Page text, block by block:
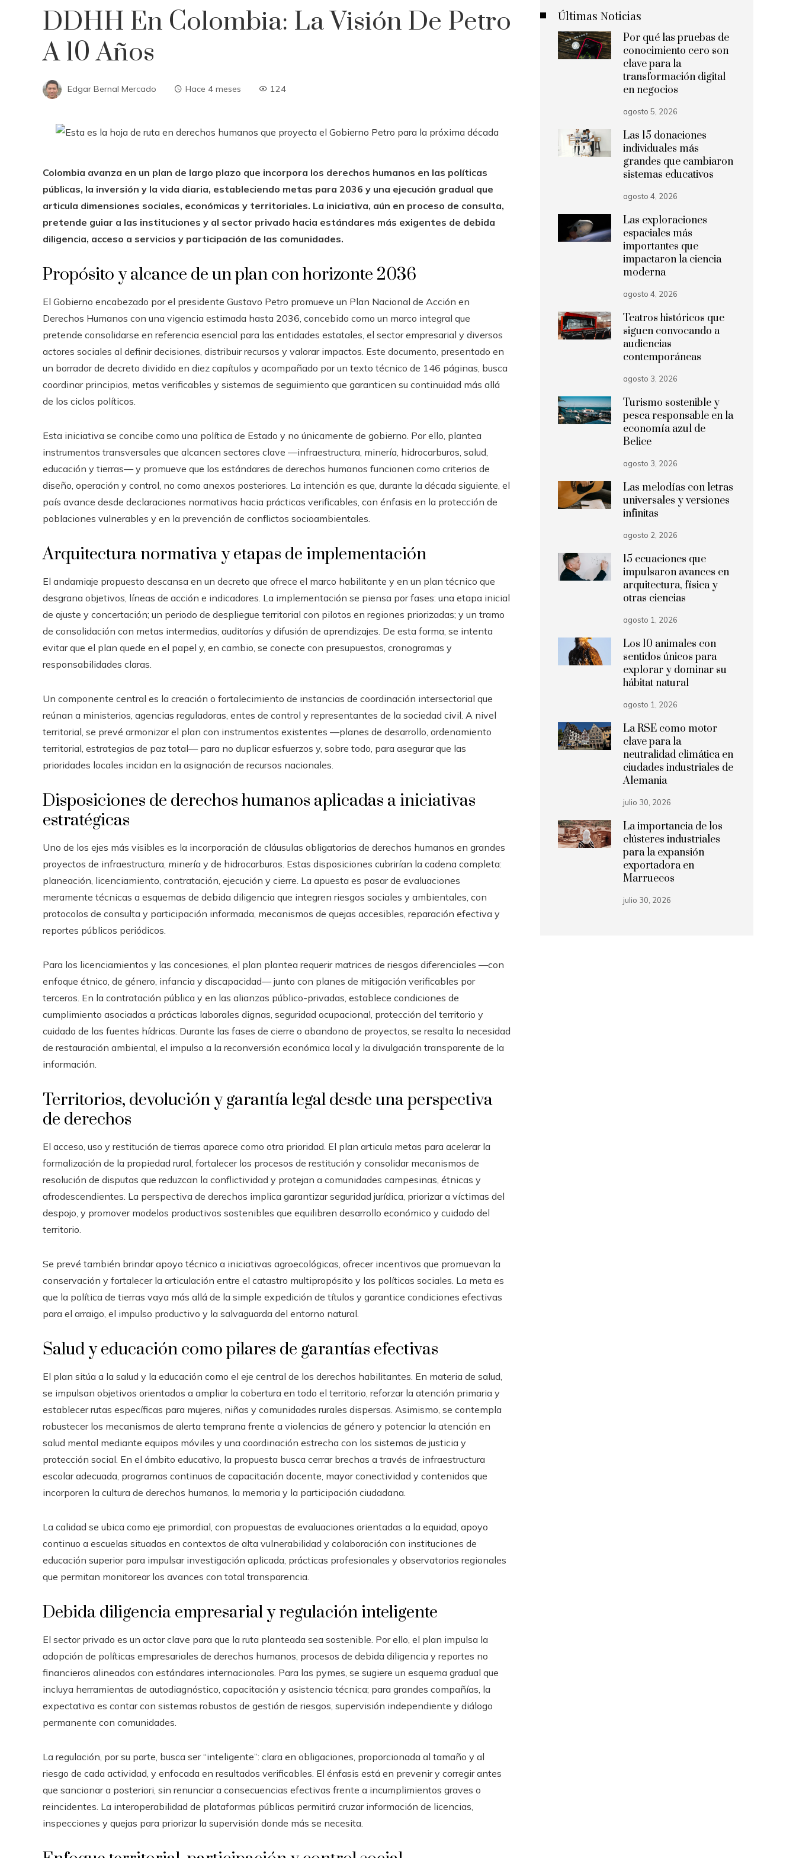
DDHH En Colombia: La Visión De Petro
A 10 Años
Edgar Bernal Mercado Hace 4 meses 124
Colombia avanza en un plan de largo plazo que incorpora los derechos humanos en las políticas
públicas, la inversión y la vida diaria, estableciendo metas para 2036 y una ejecución gradual que
articula dimensiones sociales, económicas y territoriales. La iniciativa, aún en proceso de consulta,
pretende guiar a las instituciones y al sector privado hacia estándares más exigentes de debida
diligencia, acceso a servicios y participación de las comunidades.
Propósito y alcance de un plan con horizonte 2036
El Gobierno encabezado por el presidente Gustavo Petro promueve un Plan Nacional de Acción en
Derechos Humanos con una vigencia estimada hasta 2036, concebido como un marco integral que
pretende consolidarse en referencia esencial para las entidades estatales, el sector empresarial y diversos
actores sociales al definir decisiones, distribuir recursos y valorar impactos. Este documento, presentado en
un borrador de decreto dividido en diez capítulos y acompañado por un texto técnico de 146 páginas, busca
coordinar principios, metas verificables y sistemas de seguimiento que garanticen su continuidad más allá
de los ciclos políticos.
Esta iniciativa se concibe como una política de Estado y no únicamente de gobierno. Por ello, plantea
instrumentos transversales que alcancen sectores clave —infraestructura, minería, hidrocarburos, salud,
educación y tierras— y promueve que los estándares de derechos humanos funcionen como criterios de
diseño, operación y control, no como anexos posteriores. La intención es que, durante la década siguiente, el
país avance desde declaraciones normativas hacia prácticas verificables, con énfasis en la protección de
poblaciones vulnerables y en la prevención de conflictos socioambientales.
Arquitectura normativa y etapas de implementación
El andamiaje propuesto descansa en un decreto que ofrece el marco habilitante y en un plan técnico que
desgrana objetivos, líneas de acción e indicadores. La implementación se piensa por fases: una etapa inicial
de ajuste y concertación; un periodo de despliegue territorial con pilotos en regiones priorizadas; y un tramo
de consolidación con metas intermedias, auditorías y difusión de aprendizajes. De esta forma, se intenta
evitar que el plan quede en el papel y, en cambio, se conecte con presupuestos, cronogramas y
responsabilidades claras.
Un componente central es la creación o fortalecimiento de instancias de coordinación intersectorial que
reúnan a ministerios, agencias reguladoras, entes de control y representantes de la sociedad civil. A nivel
territorial, se prevé armonizar el plan con instrumentos existentes —planes de desarrollo, ordenamiento
territorial, estrategias de paz total— para no duplicar esfuerzos y, sobre todo, para asegurar que las
prioridades locales incidan en la asignación de recursos nacionales.
Disposiciones de derechos humanos aplicadas a iniciativas
estratégicas
Uno de los ejes más visibles es la incorporación de cláusulas obligatorias de derechos humanos en grandes
proyectos de infraestructura, minería y de hidrocarburos. Estas disposiciones cubrirían la cadena completa:
planeación, licenciamiento, contratación, ejecución y cierre. La apuesta es pasar de evaluaciones
meramente técnicas a esquemas de debida diligencia que integren riesgos sociales y ambientales, con
protocolos de consulta y participación informada, mecanismos de quejas accesibles, reparación efectiva y
reportes públicos periódicos.
Para los licenciamientos y las concesiones, el plan plantea requerir matrices de riesgos diferenciales —con
enfoque étnico, de género, infancia y discapacidad— junto con planes de mitigación verificables por
terceros. En la contratación pública y en las alianzas público-privadas, establece condiciones de
cumplimiento asociadas a prácticas laborales dignas, seguridad ocupacional, protección del territorio y
cuidado de las fuentes hídricas. Durante las fases de cierre o abandono de proyectos, se resalta la necesidad
de restauración ambiental, el impulso a la reconversión económica local y la divulgación transparente de la
información.
Territorios, devolución y garantía legal desde una perspectiva
de derechos
El acceso, uso y restitución de tierras aparece como otra prioridad. El plan articula metas para acelerar la
formalización de la propiedad rural, fortalecer los procesos de restitución y consolidar mecanismos de
resolución de disputas que reduzcan la conflictividad y protejan a comunidades campesinas, étnicas y
afrodescendientes. La perspectiva de derechos implica garantizar seguridad jurídica, priorizar a víctimas del
despojo, y promover modelos productivos sostenibles que equilibren desarrollo económico y cuidado del
territorio.
Se prevé también brindar apoyo técnico a iniciativas agroecológicas, ofrecer incentivos que promuevan la
conservación y fortalecer la articulación entre el catastro multipropósito y las políticas sociales. La meta es
que la política de tierras vaya más allá de la simple expedición de títulos y garantice condiciones efectivas
para el arraigo, el impulso productivo y la salvaguarda del entorno natural.
Salud y educación como pilares de garantías efectivas
El plan sitúa a la salud y la educación como el eje central de los derechos habilitantes. En materia de salud,
se impulsan objetivos orientados a ampliar la cobertura en todo el territorio, reforzar la atención primaria y
establecer rutas específicas para mujeres, niñas y comunidades rurales dispersas. Asimismo, se contempla
robustecer los mecanismos de alerta temprana frente a violencias de género y potenciar la atención en
salud mental mediante equipos móviles y una coordinación estrecha con los sistemas de justicia y
protección social. En el ámbito educativo, la propuesta busca cerrar brechas a través de infraestructura
escolar adecuada, programas continuos de capacitación docente, mayor conectividad y contenidos que
incorporen la cultura de derechos humanos, la memoria y la participación ciudadana.
La calidad se ubica como eje primordial, con propuestas de evaluaciones orientadas a la equidad, apoyo
continuo a escuelas situadas en contextos de alta vulnerabilidad y colaboración con instituciones de
educación superior para impulsar investigación aplicada, prácticas profesionales y observatorios regionales
que permitan monitorear los avances con total transparencia.
Debida diligencia empresarial y regulación inteligente
El sector privado es un actor clave para que la ruta planteada sea sostenible. Por ello, el plan impulsa la
adopción de políticas empresariales de derechos humanos, procesos de debida diligencia y reportes no
financieros alineados con estándares internacionales. Para las pymes, se sugiere un esquema gradual que
incluya herramientas de autodiagnóstico, capacitación y asistencia técnica; para grandes compañías, la
expectativa es contar con sistemas robustos de gestión de riesgos, supervisión independiente y diálogo
permanente con comunidades.
La regulación, por su parte, busca ser “inteligente”: clara en obligaciones, proporcionada al tamaño y al
riesgo de cada actividad, y enfocada en resultados verificables. El énfasis está en prevenir y corregir antes
que sancionar a posteriori, sin renunciar a consecuencias efectivas frente a incumplimientos graves o
reincidentes. La interoperabilidad de plataformas públicas permitirá cruzar información de licencias,
inspecciones y quejas para priorizar la supervisión donde más se necesita.
Últimas Noticias
Por qué las pruebas de
conocimiento cero son
clave para la
transformación digital
en negocios
agosto 5, 2026
Las 15 donaciones
individuales más
grandes que cambiaron
sistemas educativos
agosto 4, 2026
Las exploraciones
espaciales más
importantes que
impactaron la ciencia
moderna
agosto 4, 2026
Teatros históricos que
siguen convocando a
audiencias
contemporáneas
agosto 3, 2026
Turismo sostenible y
pesca responsable en la
economía azul de
Belice
agosto 3, 2026
Las melodías con letras
universales y versiones
infinitas
agosto 2, 2026
15 ecuaciones que
impulsaron avances en
arquitectura, física y
otras ciencias
agosto 1, 2026
Los 10 animales con
sentidos únicos para
explorar y dominar su
hábitat natural
agosto 1, 2026
La RSE como motor
clave para la
neutralidad climática en
ciudades industriales de
Alemania
julio 30, 2026
La importancia de los
clústeres industriales
para la expansión
exportadora en
Marruecos
julio 30, 2026